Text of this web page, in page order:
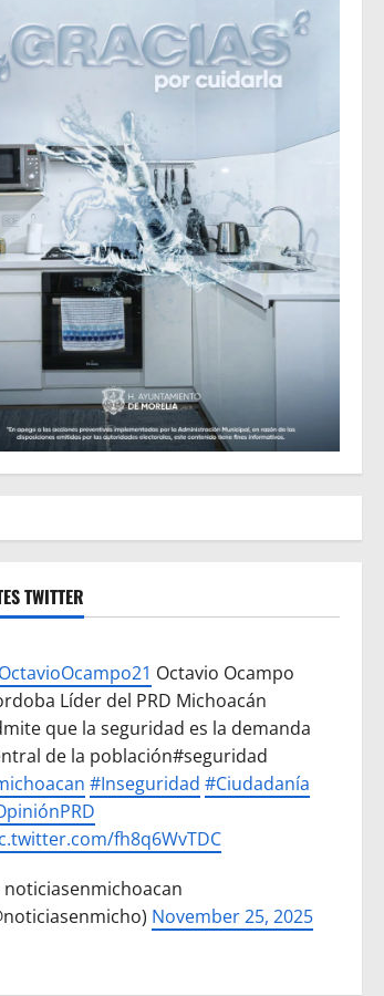
TWITTER
Octavio Ocampo
Líder del PRD Michoacán
que la seguridad es la demanda
de la población#seguridad
#Inseguridad #Ciudadanía
fh8q6WvTDC
November 25, 2025